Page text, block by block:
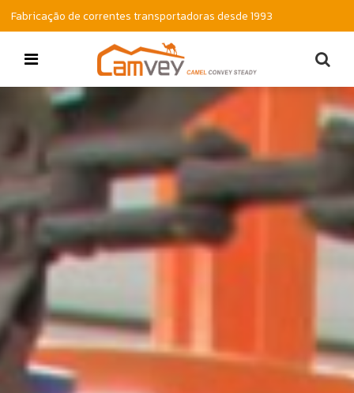
Fabricação de correntes transportadoras desde 1993